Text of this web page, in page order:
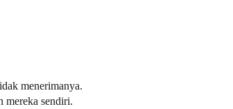
menerimanya.
mereka sendiri.